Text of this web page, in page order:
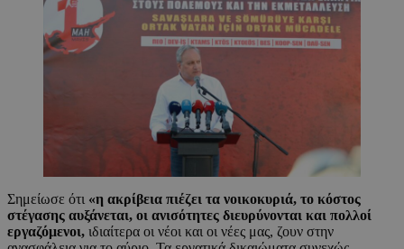
Σημείωσε ότι «η ακρίβεια πιέζει τα νοικοκυριά, το κόστος
στέγασης αυξάνεται, οι ανισότητες διευρύνονται και πολλοί
εργαζόμενοι, ιδιαίτερα οι νέοι και οι νέες μας, ζουν στην